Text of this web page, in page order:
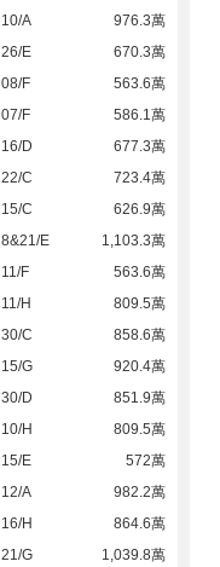
10/A
976.3萬
26/E
670.3萬
08/F
563.6萬
07/F
586.1萬
16/D
677.3萬
22/C
723.4萬
15/C
626.9萬
8&21/E
1,103.3萬
11/F
563.6萬
11/H
809.5萬
30/C
858.6萬
15/G
920.4萬
30/D
851.9萬
10/H
809.5萬
15/E
572萬
12/A
982.2萬
16/H
864.6萬
21/G
1,039.8萬